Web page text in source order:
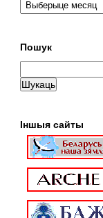
Пошук
Іншыя сайты